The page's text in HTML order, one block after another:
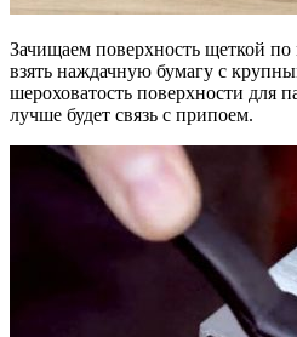
Зачищаем поверхность щеткой
взять наждачную бумагу с
шероховатость поверхности для
лучше будет связь с припоем.